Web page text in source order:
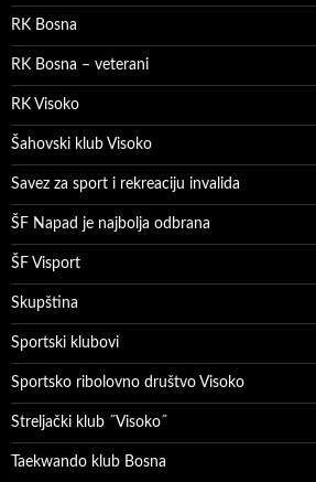
RK Bosna
RK Bosna – veterani
RK Visoko
Šahovski klub Visoko
Savez za sport i rekreaciju invalida
ŠF Napad je najbolja odbrana
ŠF Visport
Skupština
Sportski klubovi
Sportsko ribolovno društvo Visoko
Streljački klub ˝Visoko˝
Taekwando klub Bosna